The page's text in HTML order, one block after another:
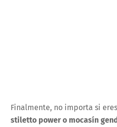
Finalmente, no importa si
stiletto power o mocasín